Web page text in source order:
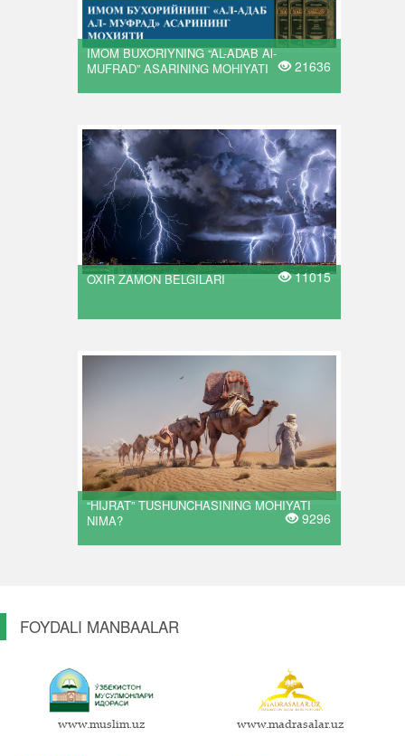
IMOM BUXORIYNING “AL-ADAB Al-
MUFRAD” ASARINING MOHIYATI
21636
OXIR ZAMON BELGILARI 11015
“HIJRAT” TUSHUNCHASINING MOHIYATI
NIMA?
9296
FOYDALI MANBAALAR
www.muslim.uz www.madrasalar.uz